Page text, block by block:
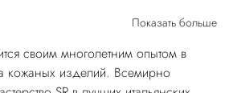
Показать больше
своим многолетним опытом в
кожаных изделий. Всемирно